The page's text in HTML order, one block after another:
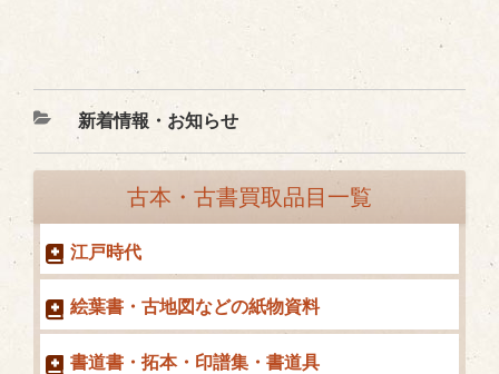
カ
テ
新着情報・お知らせ
古本・古書買取品目一覧
江戸時代
絵葉書・古地図などの紙物資料
書道書・拓本・印譜集・書道具